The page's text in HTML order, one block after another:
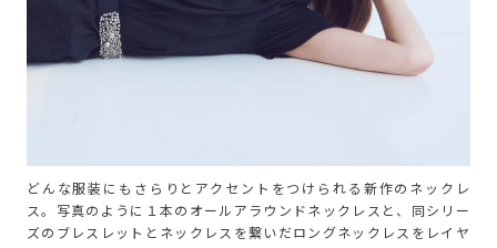
どんな服装にもさらりとアクセントをつけられる新作のネックレ
ス。写真のように１本のオールアラウンドネックレスと、同シリー
ズのブレスレットとネックレスを繋いだロングネックレスをレイヤ